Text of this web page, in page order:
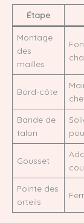
Étape
Montage
des
mailles
Bord-côte
Bande de
talon
Gousset
Pointe des
orteils